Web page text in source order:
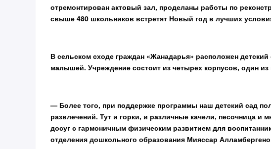
отремонтирован актовый зал, проделаны работы по
свыше 480 школьников встретят Новый год в лучших
В сельском сходе граждан «Жанадарья» расположен
малышей. Учреждение состоит из четырех корпусов, один
— Более того, при поддержке программы наш детский сад
развлечений. Тут и горки, и различные качели, песочница и
досуг с гармоничным физическим развитием для
отделения дошкольного образования Мияссар